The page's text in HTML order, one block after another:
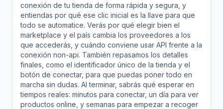
conexión de tu tienda de forma rápida y segura, y
entiendas por qué ese clic inicial es la llave para que
todo se automatice. Verás por qué elegir bien el
marketplace y el país cambia los proveedores a los
que accederás, y cuándo conviene usar API frente a la
conexión non-api. También repasamos los detalles
finales, como el identificador único de la tienda y el
botón de conectar, para que puedas poner todo en
marcha sin dudas. Al terminar, sabrás qué esperar en
tiempos reales: minutos para conectar, un día para ver
productos online, y semanas para empezar a recoger